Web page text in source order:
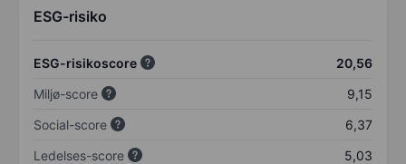
ESG-risiko
ESG-risikoscore
20,56
Miljø-score
9,15
Social-score
6,37
Ledelses-score
5,03